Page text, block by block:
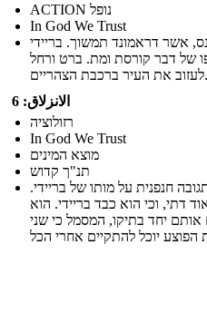
ACTION נופל
In God We Trust
אשר דראמונד תמשוך. בריידי
של דבר קורסת ומת. ברט ורחל
לעזוב את העיר ברכבת הצהריים.
الانزلاق: 6
רזולוציה
In God We Trust
מוצא המינים
תנ"ך קדוש
חנפנית על מותו של בריידי.
דתי, וכי הוא כבד בריידי. הוא
אותם יחד בתיקו, המסמל כי שני